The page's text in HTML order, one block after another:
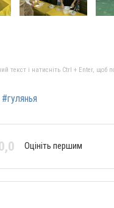
текст і натисніть Ctrl + Enter, щоб
#гулянья
Оцініть першим